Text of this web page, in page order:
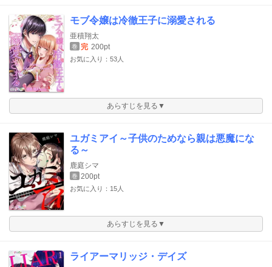
モブ令嬢は冷徹王子に溺愛される
亜積翔太
巻 完 200pt
お気に入り：53人
あらすじを見る▼
ユガミアイ～子供のためなら親は悪魔にな
る～
鹿庭シマ
巻 200pt
お気に入り：15人
あらすじを見る▼
ライアーマリッジ・デイズ